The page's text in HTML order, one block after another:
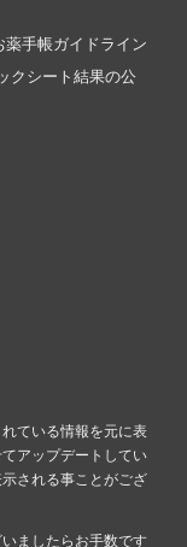
薬手帳ガイドライン
クシート結果の公
ている情報を元に表
アップデートしてい
される事ことがござ
ましたらお手数です